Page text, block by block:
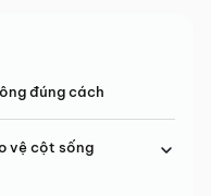
đúng cách
vệ cột sống